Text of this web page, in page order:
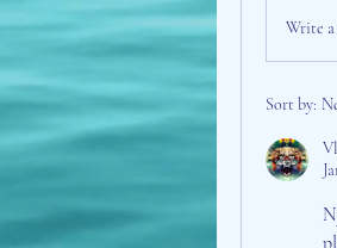
Write
Sort by: